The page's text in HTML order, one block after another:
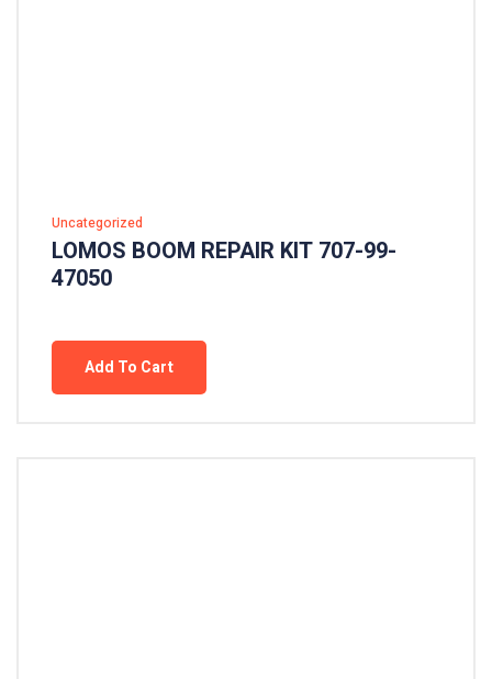
Uncategorized
LOMOS BOOM REPAIR KIT 707-99-
47050
Add To Cart